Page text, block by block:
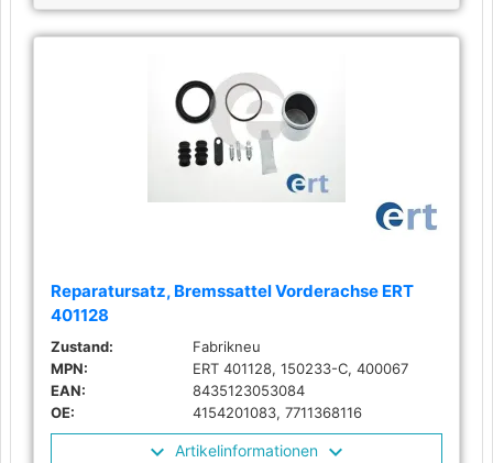
Reparatursatz, Bremssattel Vorderachse ERT
401128
Zustand:
Fabrikneu
MPN:
ERT 401128, 150233-C, 400067
EAN:
8435123053084
OE:
4154201083, 7711368116
Artikelinformationen